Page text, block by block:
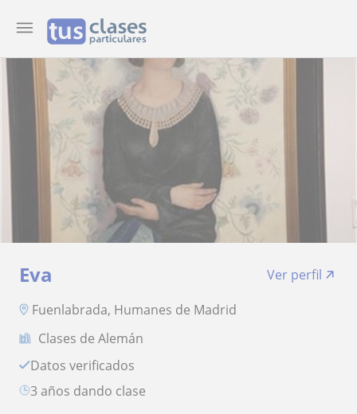
Eva
Ver perfil
Fuenlabrada, Humanes de Madrid
Clases de Alemán
Datos verificados
3 años dando clase